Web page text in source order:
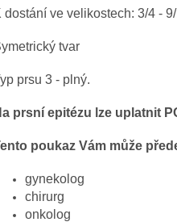
dostání ve velikostech: 3/4 -
tvar
prsu 3 - plný.
prsní epitézu lze uplatnit
poukaz Vám může
gynekolog
chirurg
onkolog